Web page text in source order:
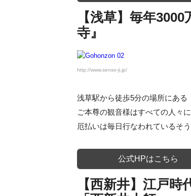
【浅草】毎年
寺』
http://www.senso-ji.jp/
浅草駅から徒歩5分の場所にある
ご本尊の観音様はすべての人々
厄払いは毎日行なわれているそ
公式HPはこちら
【西新井】江戸